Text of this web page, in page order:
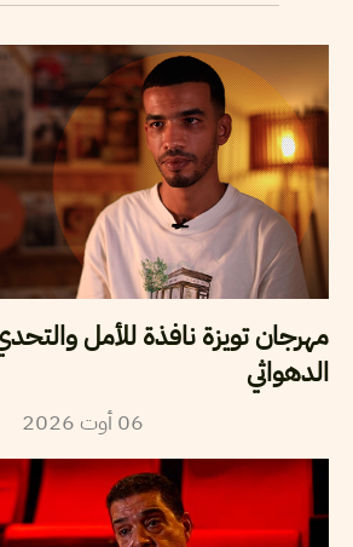
مهرجان تويزة نافذة للأمل
الدهواثي
06 أوت2026